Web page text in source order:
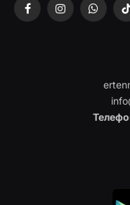
FacebookInstagram